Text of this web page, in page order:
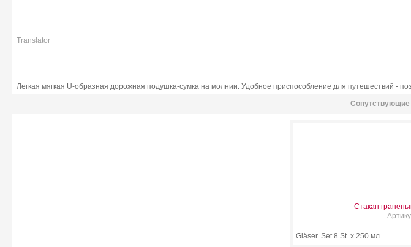
Translator
Легкая мягкая U-образная дорожная подушка-сумка на молнии. Удобное приспособление для путешествий -
Сопутствующие
Стакан
Gläser. Set 8 St. x 250 мл